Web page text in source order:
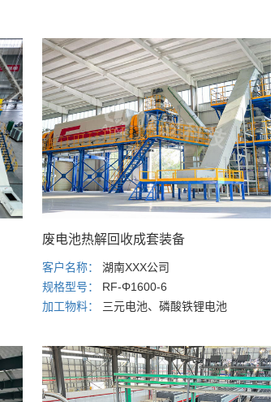
废电池热解回收成套装备
客户名称：湖南XXX公司
规格型号： RF-Φ1600-6
加工物料： 三元电池、磷酸铁锂电池